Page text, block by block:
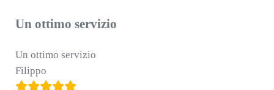
Un ottimo servizio
Un ottimo servizio
Filippo